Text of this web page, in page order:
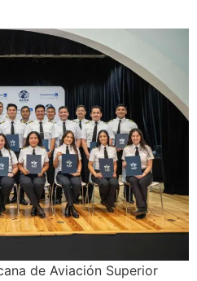
de Aviación Superior